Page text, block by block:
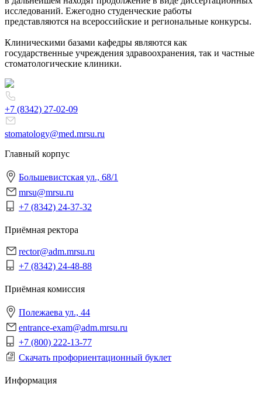
исследований. Ежегодно студенческие работы
представляются на всероссийские и региональные конкурсы.
Клиническими базами кафедры являются как
государственные учреждения здравоохранения, так и частные
стоматологические клиники.
+7 (8342) 27-02-09
stomatology@med.mrsu.ru
Главный корпус
Большевистская ул., 68/1
mrsu@mrsu.ru
+7 (8342) 24-37-32
Приёмная ректора
rector@adm.mrsu.ru
+7 (8342) 24-48-88
Приёмная комиссия
Полежаева ул., 44
entrance-exam@adm.mrsu.ru
+7 (800) 222-13-77
Скачать профориентационный буклет
Информация